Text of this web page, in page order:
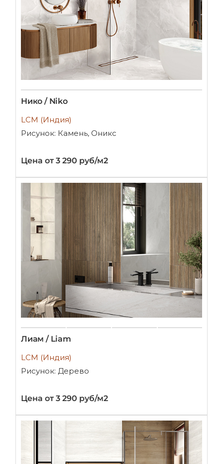
Нико / Niko
LCM (Индия)
Рисунок: Камень, Оникс
Цена от 3 290 руб/м2
Лиам / Liam
LCM (Индия)
Рисунок: Дерево
Цена от 3 290 руб/м2